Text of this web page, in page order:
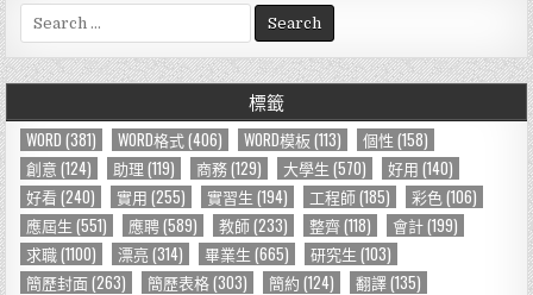
導
覽
e
a
r
h
f
o
r
標籤
WORD (381) WORD格式(406) WORD模板(113) 個性 (158)
創意 (124) 助理 (119) 商務(129) 大學生 (570) 好用 (140)
好看 (240) 實用 (255) 實習生 (194) 工程師(185) 彩色 (106)
應屆生 (551) 應聘(589) 教師(233) 整齊(118) 會計(199)
求職(1100) 漂亮 (314) 畢業生 (665) 研究生 (103)
簡歷封面(263) 簡歷表格(303) 簡約 (124) 翻譯(135)